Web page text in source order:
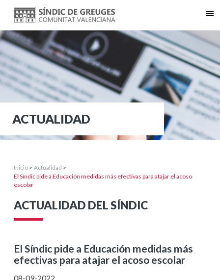
ACTUALIDAD
Inicio > Actualidad >
El Síndic pide a Educación medidas más efectivas para atajar el acoso
escolar
ACTUALIDAD DEL SÍNDIC
El Síndic pide a Educación medidas más
efectivas para atajar el acoso escolar
08-09-2022